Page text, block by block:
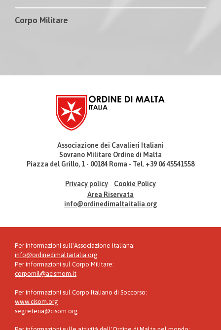
Corpo Militare
Associazione dei Cavalieri Italiani
Sovrano Militare Ordine di Malta
Piazza del Grillo, 1 - 00184 Roma - Tel. +39 06 45541558
Privacy policy
Cookie Policy
Area Riservata
info@ordinedimaltaitalia.org
Per informazioni sull'Associazione Italiana:
info@ordinedimaltaitalia.org
Per informazioni sul Corpo Militare:
corpomil@acismom.it
Per informazioni sul Corpo Italiano di Soccorso:
www.cisom.org
segreteria@cisom.org